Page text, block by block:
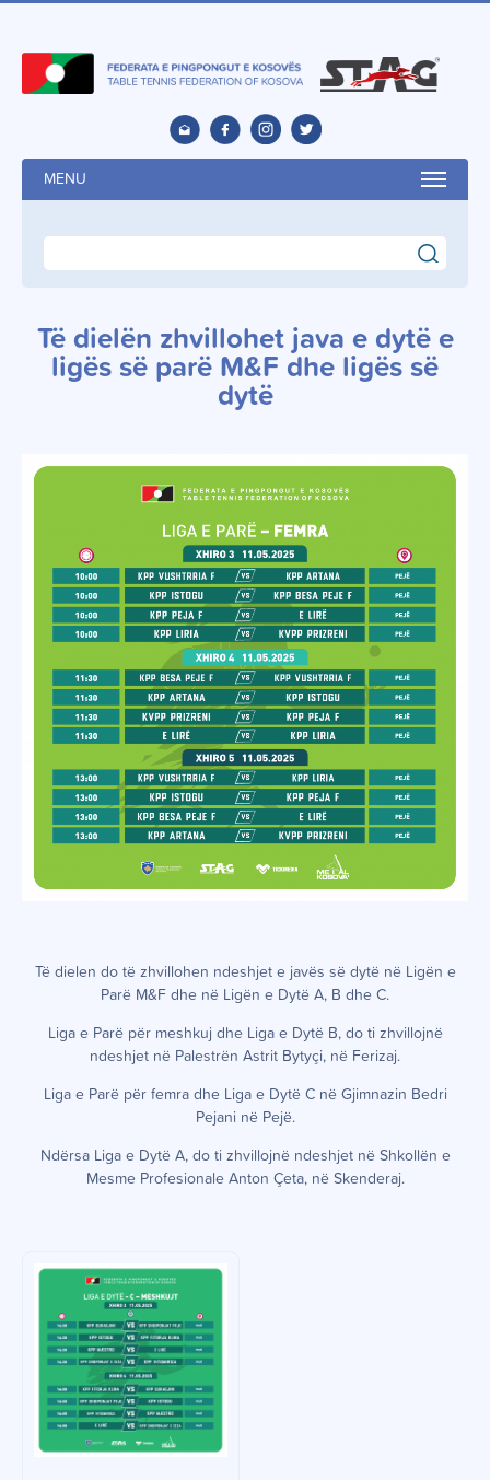
MENU
search
Të dielën zhvillohet java e dytë e
ligës së parë M&F dhe ligës së
dytë
Të dielen do të zhvillohen ndeshjet e javës së dytë në Ligën e
Parë M&F dhe në Ligën e Dytë A, B dhe C.
Liga e Parë për meshkuj dhe Liga e Dytë B, do ti zhvillojnë
ndeshjet në Palestrën Astrit Bytyçi, në Ferizaj.
Liga e Parë për femra dhe Liga e Dytë C në Gjimnazin Bedri
Pejani në Pejë.
Ndërsa Liga e Dytë A, do ti zhvillojnë ndeshjet në Shkollën e
Mesme Profesionale Anton Çeta, në Skenderaj.